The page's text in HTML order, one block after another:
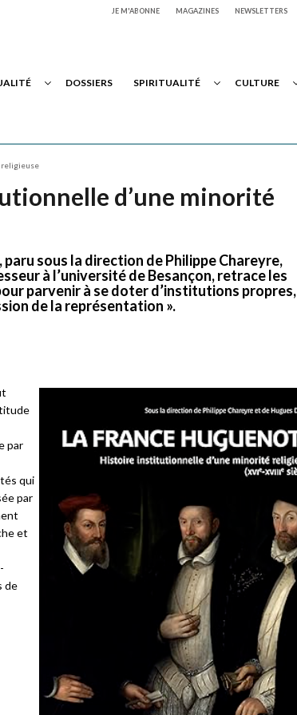
JE M'ABONNE MAGAZINES NEWSLETTERS
DOSSIERS SPIRITUALITÉ CULTURE
religieuse
d’une minorité
sous la direction de Philippe Chareyre,
à l’université de Besançon, retrace les
parvenir à se doter d’institutions propres,
de la représentation ».
par
qui
par
et
de